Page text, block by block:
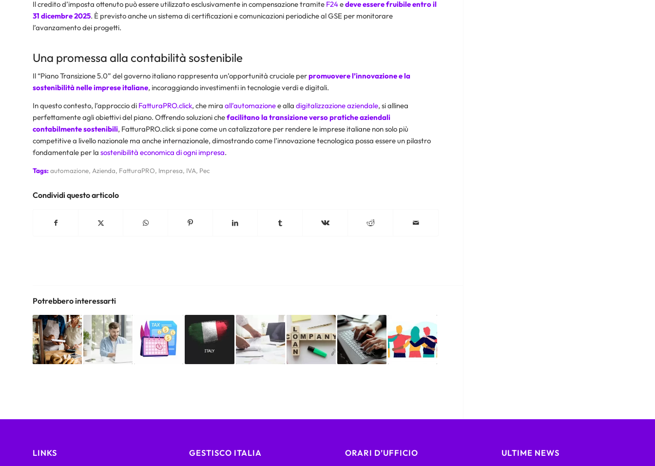
Il credito d’imposta ottenuto può essere utilizzato esclusivamente in compensazione tramite F24edeve essere fruibile entro il
31 dicembre 2025. È previsto anche un sistema di certificazioni e comunicazioni periodiche al GSE per monitorare
l’avanzamento dei progetti.
Una promessa alla contabilità sostenibile
Il “Piano Transizione 5.0” del governo italiano rappresenta un’opportunità cruciale perpromuovere l’innovazione e la
sostenibilità nelle imprese italiane, incoraggiando investimenti in tecnologie verdi e digitali.
In questo contesto, l’approccio di FatturaPRO.click, che mira all’automazionee alla digitalizzazione aziendale, si allinea
perfettamente agli obiettivi del piano. Offrendo soluzioni chefacilitano la transizione verso pratiche aziendali
contabilmente sostenibili, FatturaPRO.click si pone come un catalizzatore per rendere le imprese italiane non solo più
competitive a livello nazionale ma anche internazionale, dimostrando come l’innovazione tecnologica possa essere un pilastro
fondamentale per la sostenibilità economica di ogni impresa.
Tags:automazione, Azienda, FatturaPRO, Impresa, IVA, Pec
Condividi questo articolo
Potrebbero interessarti
LINKS GESTISCO ITALIA ORARI D’UFFICIO ULTIME NEWS